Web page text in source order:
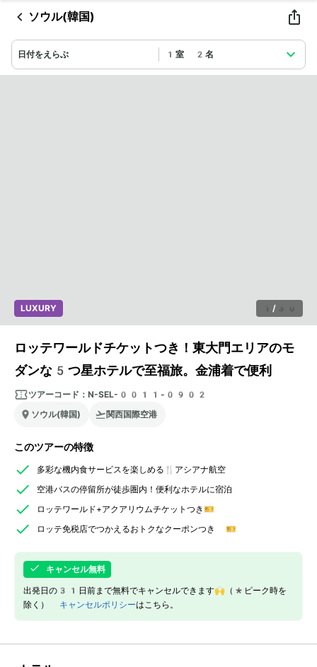
ソウル(韓国)
日付をえらぶ 1室 2名
1 / 30
LUXURY
ロッテワールドチケットつき！東大門エリアのモ
ダンな5つ星ホテルで至福旅。金浦着で便利
ツアーコード： N-SEL-0011-0902
ソウル(韓国)
関西国際空港
このツアーの特徴
多彩な機内食サービスを楽しめる🍴アシアナ航空
空港バスの停留所が徒歩圏内！便利なホテルに宿泊
ロッテワールド+アクアリウムチケットつき🎫
ロッテ免税店でつかえるおトクなクーポンつき 🎫
キャンセル無料
出発日の31日前まで無料でキャンセルできます🙌（*ピーク時を
除く） キャンセルポリシーはこちら。